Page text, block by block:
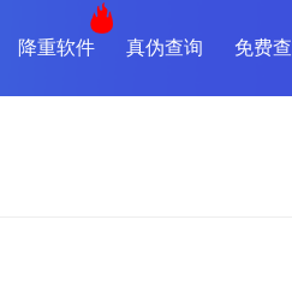
降重软件 真伪查询 免费